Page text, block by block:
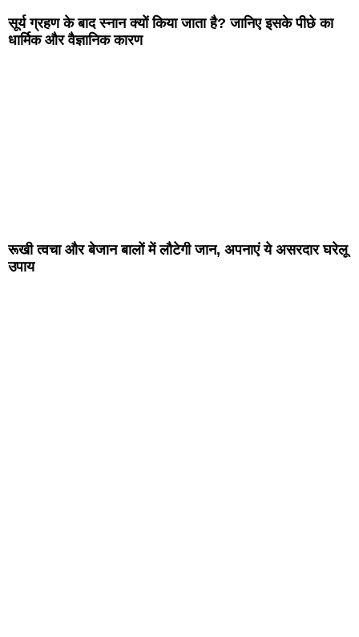
सूर्य ग्रहण के बाद स्नान क्यों किया जाता है? जानिए इसके पीछे का
धार्मिक और वैज्ञानिक कारण
रूखी त्वचा और बेजान बालों में लौटेगी जान, अपनाएं ये असरदार घरेलू
उपाय